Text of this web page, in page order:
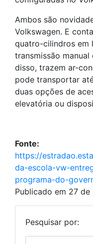
Ambos são
Volkswagen. E
quatro-cilindros em
transmissão
disso, trazem ar-
pode transportar
duas opções de
elevatória ou
Fonte:
https://
da-escola-vw-
programa-do-
Publicado em 27 de
Pesquisar por: